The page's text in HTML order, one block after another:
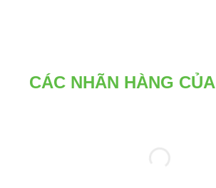
CÁC NHÃN HÀNG CỦA